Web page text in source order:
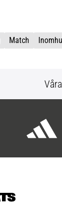
Match